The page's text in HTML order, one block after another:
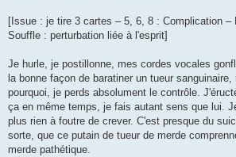
[Issue : je tire 3 cartes – 5, 6, 8 : Complication –
Souffle : perturbation liée à l'esprit]
Je hurle, je postillonne, mes cordes vocales
la bonne façon de baratiner un tueur
pourquoi, je perds absolument le contrôle.
ça en même temps, je fais autant sens que lui.
plus rien à foutre de crever. C'est presque du
sorte, que ce putain de tueur de merde
merde pathétique.